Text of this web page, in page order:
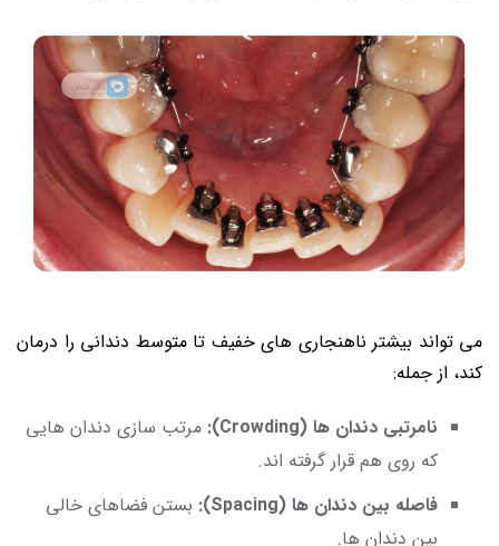
می تواند بیشتر ناهنجاری های خفیف تا متوسط دندانی را درمان
کند، از جمله:
نامرتبی دندان ها (Crowding):
مرتب سازی دندان هایی
که روی هم قرار گرفته اند.
فاصله بین دندان ها (Spacing):
بستن فضاهای خالی
بین دندان ها.